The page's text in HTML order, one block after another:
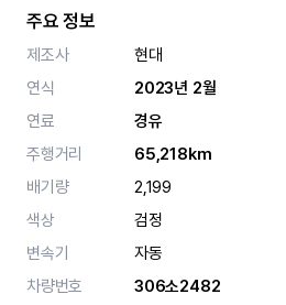
주요 정보
제조사
현대
연식
2023년 2월
연료
경유
주행거리
65,218km
배기량
2,199
색상
검정
변속기
자동
차량번호
306소2482